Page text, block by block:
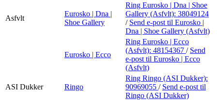
Asfvlt
Eurosko | Dna |
Shoe Gallery
Ring Eurosko | Dna | Shoe
Gallery (Asfvlt): 38049124
/ Send e-post til Eurosko |
Dna | Shoe Gallery (Asfvlt)
Eurosko | Ecco
Ring Eurosko | Ecco
(Asfvlt): 48154367 / Send
e-post til Eurosko | Ecco
(Asfvlt)
ASI Dukker Ringo
Ring Ringo (ASI Dukker):
90969055 / Send e-post til
Ringo (ASI Dukker)